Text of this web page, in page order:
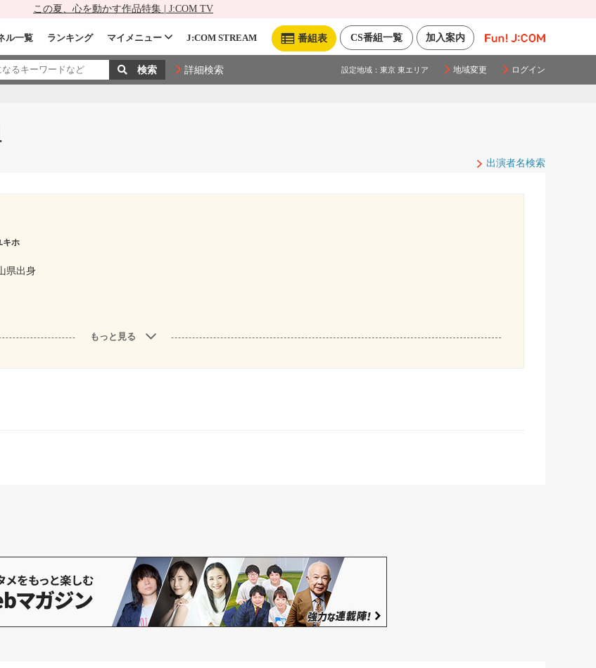
この夏、心を動かす作品特集 | J:COM TV
加入案内
CS番組一覧
番組表
ル一覧 ランキング マイメニュー J:COM STREAM
詳細検索 設定地域： 東京 東エリア 地域変更 ログイン
出演者名検索
ホ
県出身
もっと見る